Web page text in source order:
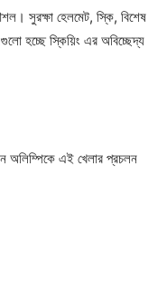
সুরক্ষা হেলমেট, স্কি, বিশেষ
হচ্ছে স্কিয়িং এর অবিচ্ছেদ্য
অলিম্পিকে এই খেলার প্রচলন